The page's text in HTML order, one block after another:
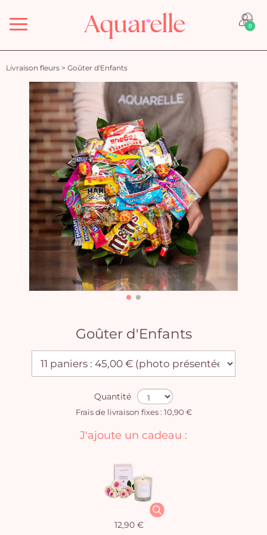
Menu 0
Livraison fleurs > Goûter d'Enfants
Goûter d'Enfants
Quantité
Frais de livraison fixes : 10,90 €
J'ajoute un cadeau :
12,90 €